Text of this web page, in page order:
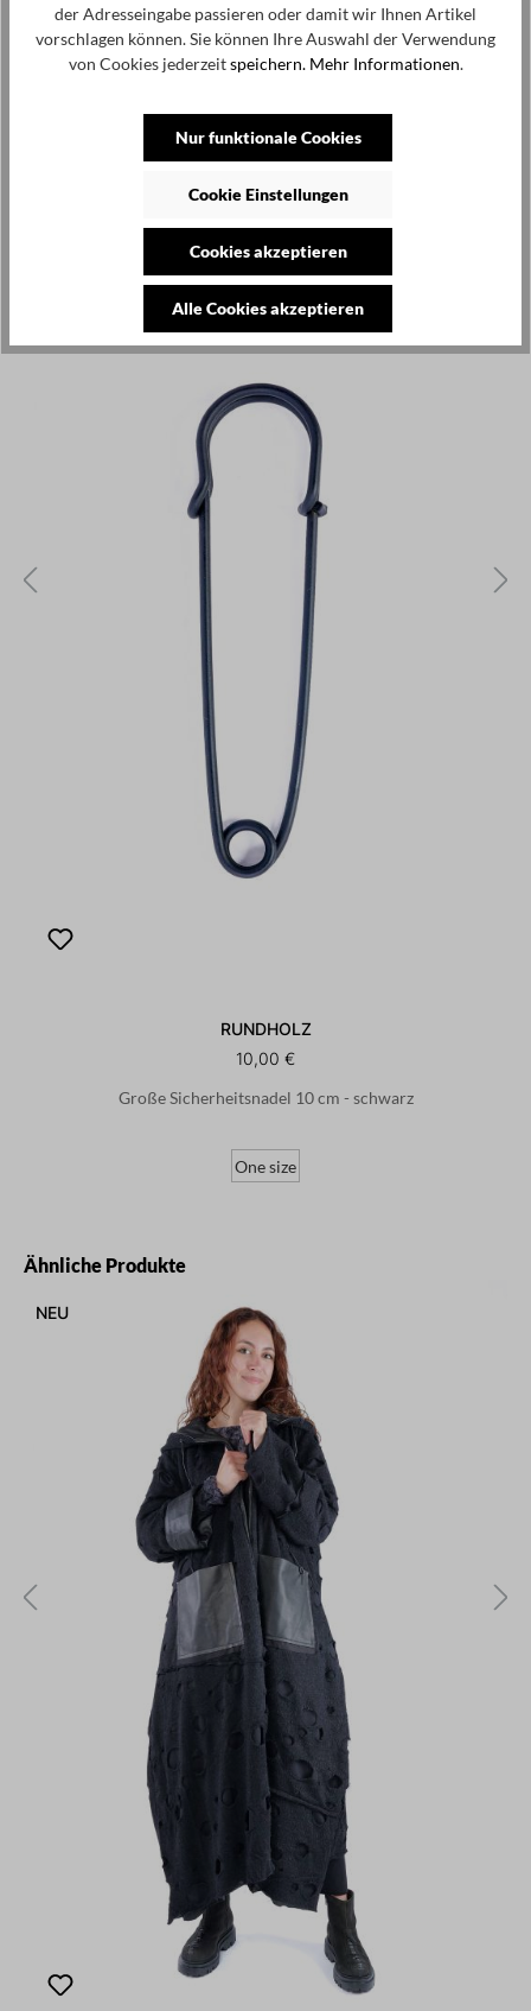
220,00 €
Schnür-Boots - Schwarz - Finn
Kunden kauften auch
RUNDHOLZ
10,00 €
Große Sicherheitsnadel 10 cm - schwarz
One size
Produktgalerie überspringen
Ähnliche Produkte
NEU
der Adresseingabe passieren oder damit wir Ihnen Artikel
vorschlagen können. Sie können Ihre Auswahl der Verwendung
von Cookies jederzeitspeichern. Mehr Informationen.
Nur funktionale Cookies
Cookie Einstellungen
Cookies akzeptieren
Alle Cookies akzeptieren